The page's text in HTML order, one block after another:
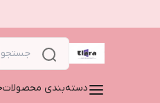
دسته‌بندی محصولات